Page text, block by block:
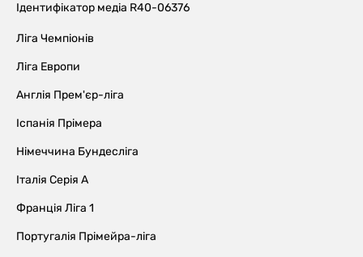
Ідентифікатор медіа R40-06376
Ліга Чемпіонів
Ліга Европи
Англія Прем'єр-ліга
Іспанія Прімера
Німеччина Бундесліга
Італія Серія А
Франція Ліга 1
Португалія Прімейра-ліга